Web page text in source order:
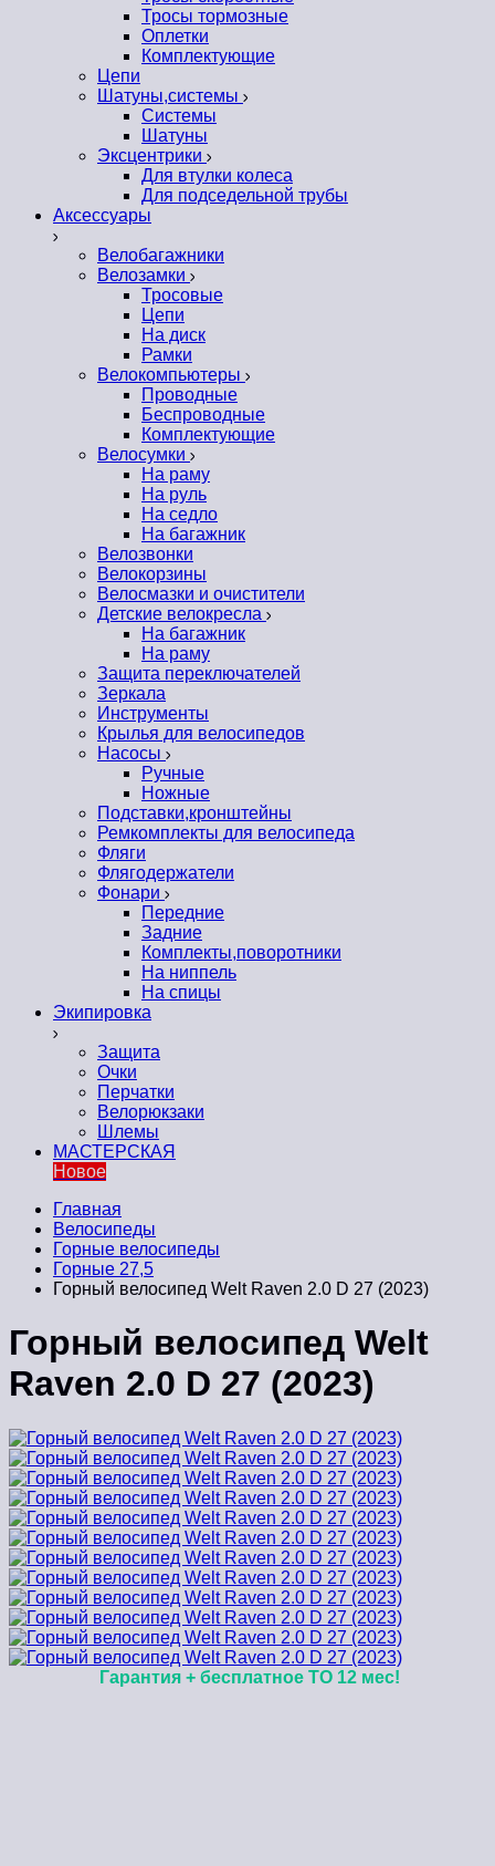
Тросы тормозные
Оплетки
Комплектующие
Цепи
Шатуны,системы
Системы
Шатуны
Эксцентрики
Для втулки колеса
Для подседельной трубы
Аксессуары
Велобагажники
Велозамки
Тросовые
Цепи
На диск
Рамки
Велокомпьютеры
Проводные
Беспроводные
Комплектующие
Велосумки
На раму
На руль
На седло
На багажник
Велозвонки
Велокорзины
Велосмазки и очистители
Детские велокресла
На багажник
На раму
Защита переключателей
Зеркала
Инструменты
Крылья для велосипедов
Насосы
Ручные
Ножные
Подставки,кронштейны
Ремкомплекты для велосипеда
Фляги
Флягодержатели
Фонари
Передние
Задние
Комплекты,поворотники
На ниппель
На спицы
Экипировка
Защита
Очки
Перчатки
Велорюкзаки
Шлемы
МАСТЕРСКАЯ
Новое
Главная
Велосипеды
Горные велосипеды
Горные 27,5
Горный велосипед Welt Raven 2.0 D 27 (2023)
Горный велосипед Welt
Raven 2.0 D 27 (2023)
Гарантия + бесплатное ТО 12 мес!